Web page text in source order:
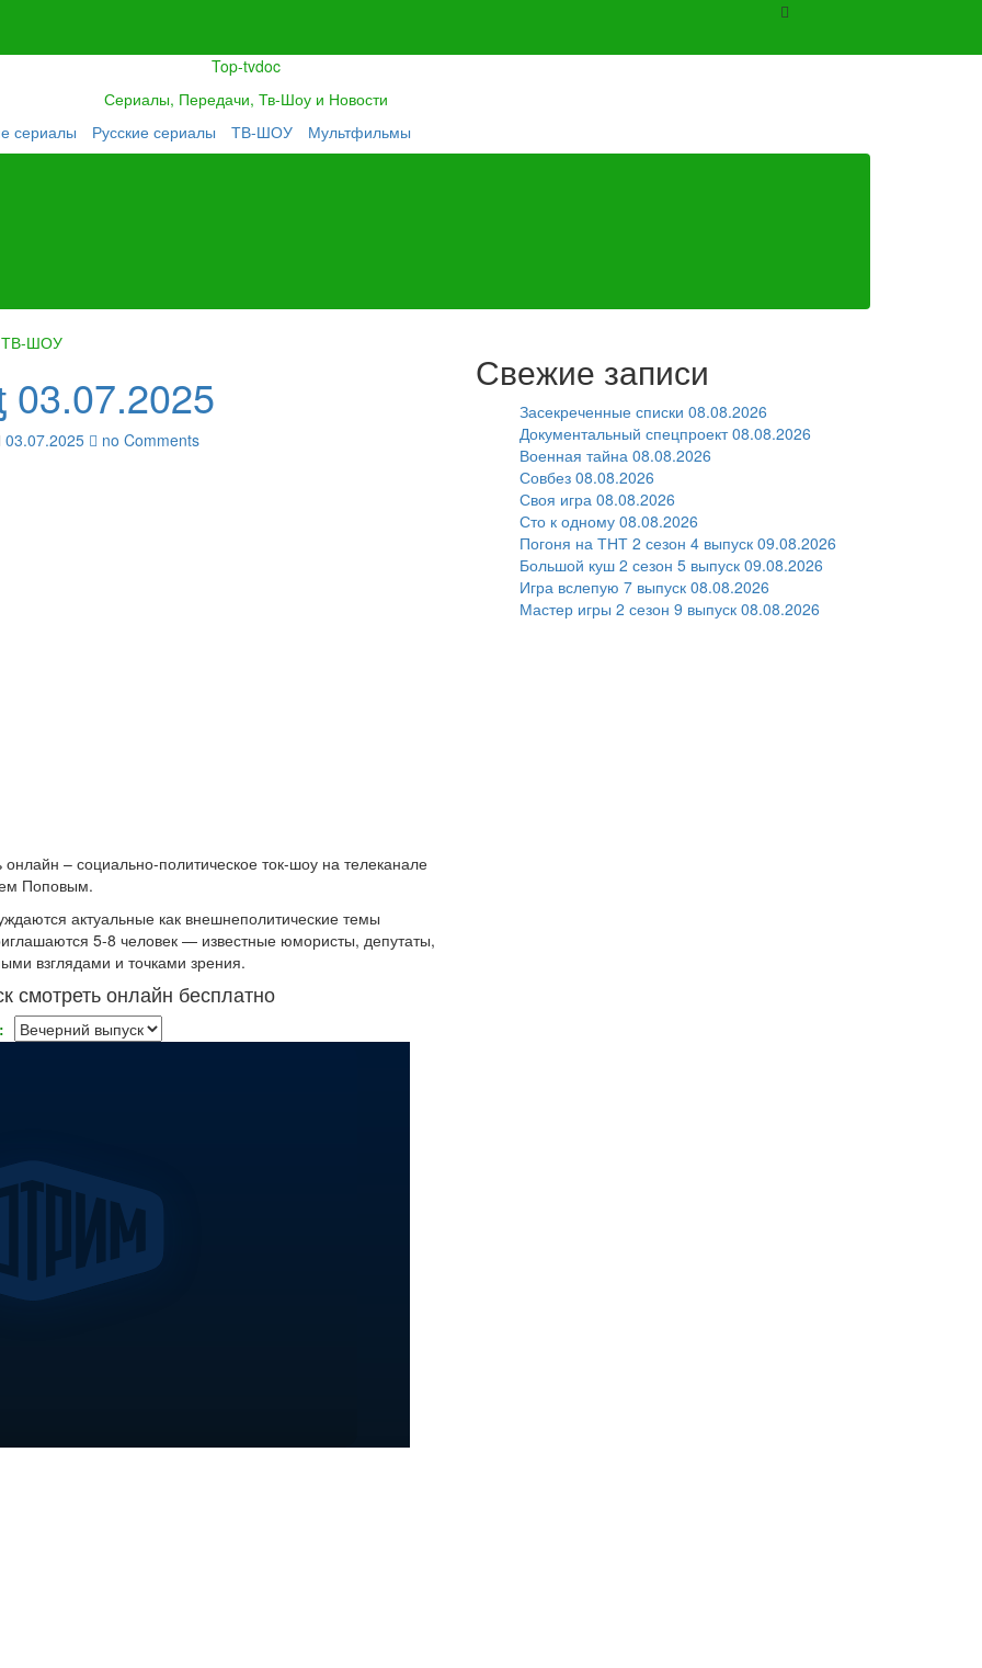
Top-tvdoc
Сериалы, Передачи, Тв-Шоу и Новости
сериалы Русские сериалы ТВ-ШОУ Мультфильмы
ТВ-ШОУ
03.07.2025
03.07.2025 no Comments
онлайн – социально-политическое ток-шоу на телеканале
Поповым.
актуальные как внешнеполитические темы
5-8 человек — известные юмористы, депутаты,
взглядами и точками зрения.
смотреть онлайн бесплатно
Свежие записи
Засекреченные списки 08.08.2026
Документальный спецпроект 08.08.2026
Военная тайна 08.08.2026
Совбез 08.08.2026
Своя игра 08.08.2026
Сто к одному 08.08.2026
Погоня на ТНТ 2 сезон 4 выпуск 09.08.2026
Большой куш 2 сезон 5 выпуск 09.08.2026
Игра вслепую 7 выпуск 08.08.2026
Мастер игры 2 сезон 9 выпуск 08.08.2026